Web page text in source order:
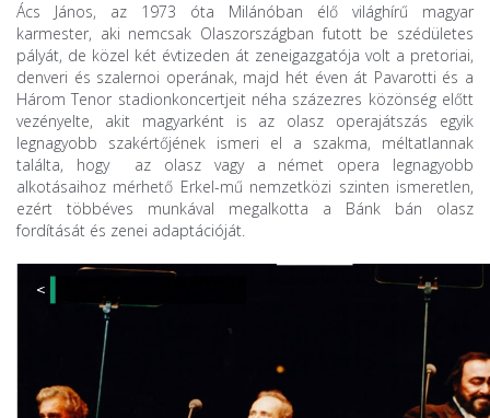
Ács János, az 1973 óta Milánóban élő világhírű magyar
karmester, aki nemcsak Olaszországban futott be szédületes
pályát, de közel két évtizeden át zeneigazgatója volt a pretoriai,
denveri és szalernoi operának, majd hét éven át Pavarotti és a
Három Tenor stadionkoncertjeit néha százezres közönség előtt
vezényelte, akit magyarként is az olasz operajátszás egyik
legnagyobb szakértőjének ismeri el a szakma, méltatlannak
találta, hogy az olasz vagy a német opera legnagyobb
alkotásaihoz mérhető Erkel-mű nemzetközi szinten ismeretlen,
ezért többéves munkával megalkotta a Bánk bán olasz
fordítását és zenei adaptációját.